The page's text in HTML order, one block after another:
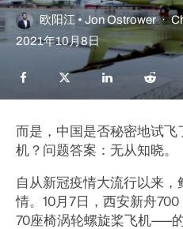
欧阳江 • Jon Ostrower ·
2021年10月8日
而是，中国是否秘密地试
机？问题答案：无从知晓。
自从新冠疫情大流行以来
情。10月7日，西安新舟
70座椅涡轮螺旋桨飞机——